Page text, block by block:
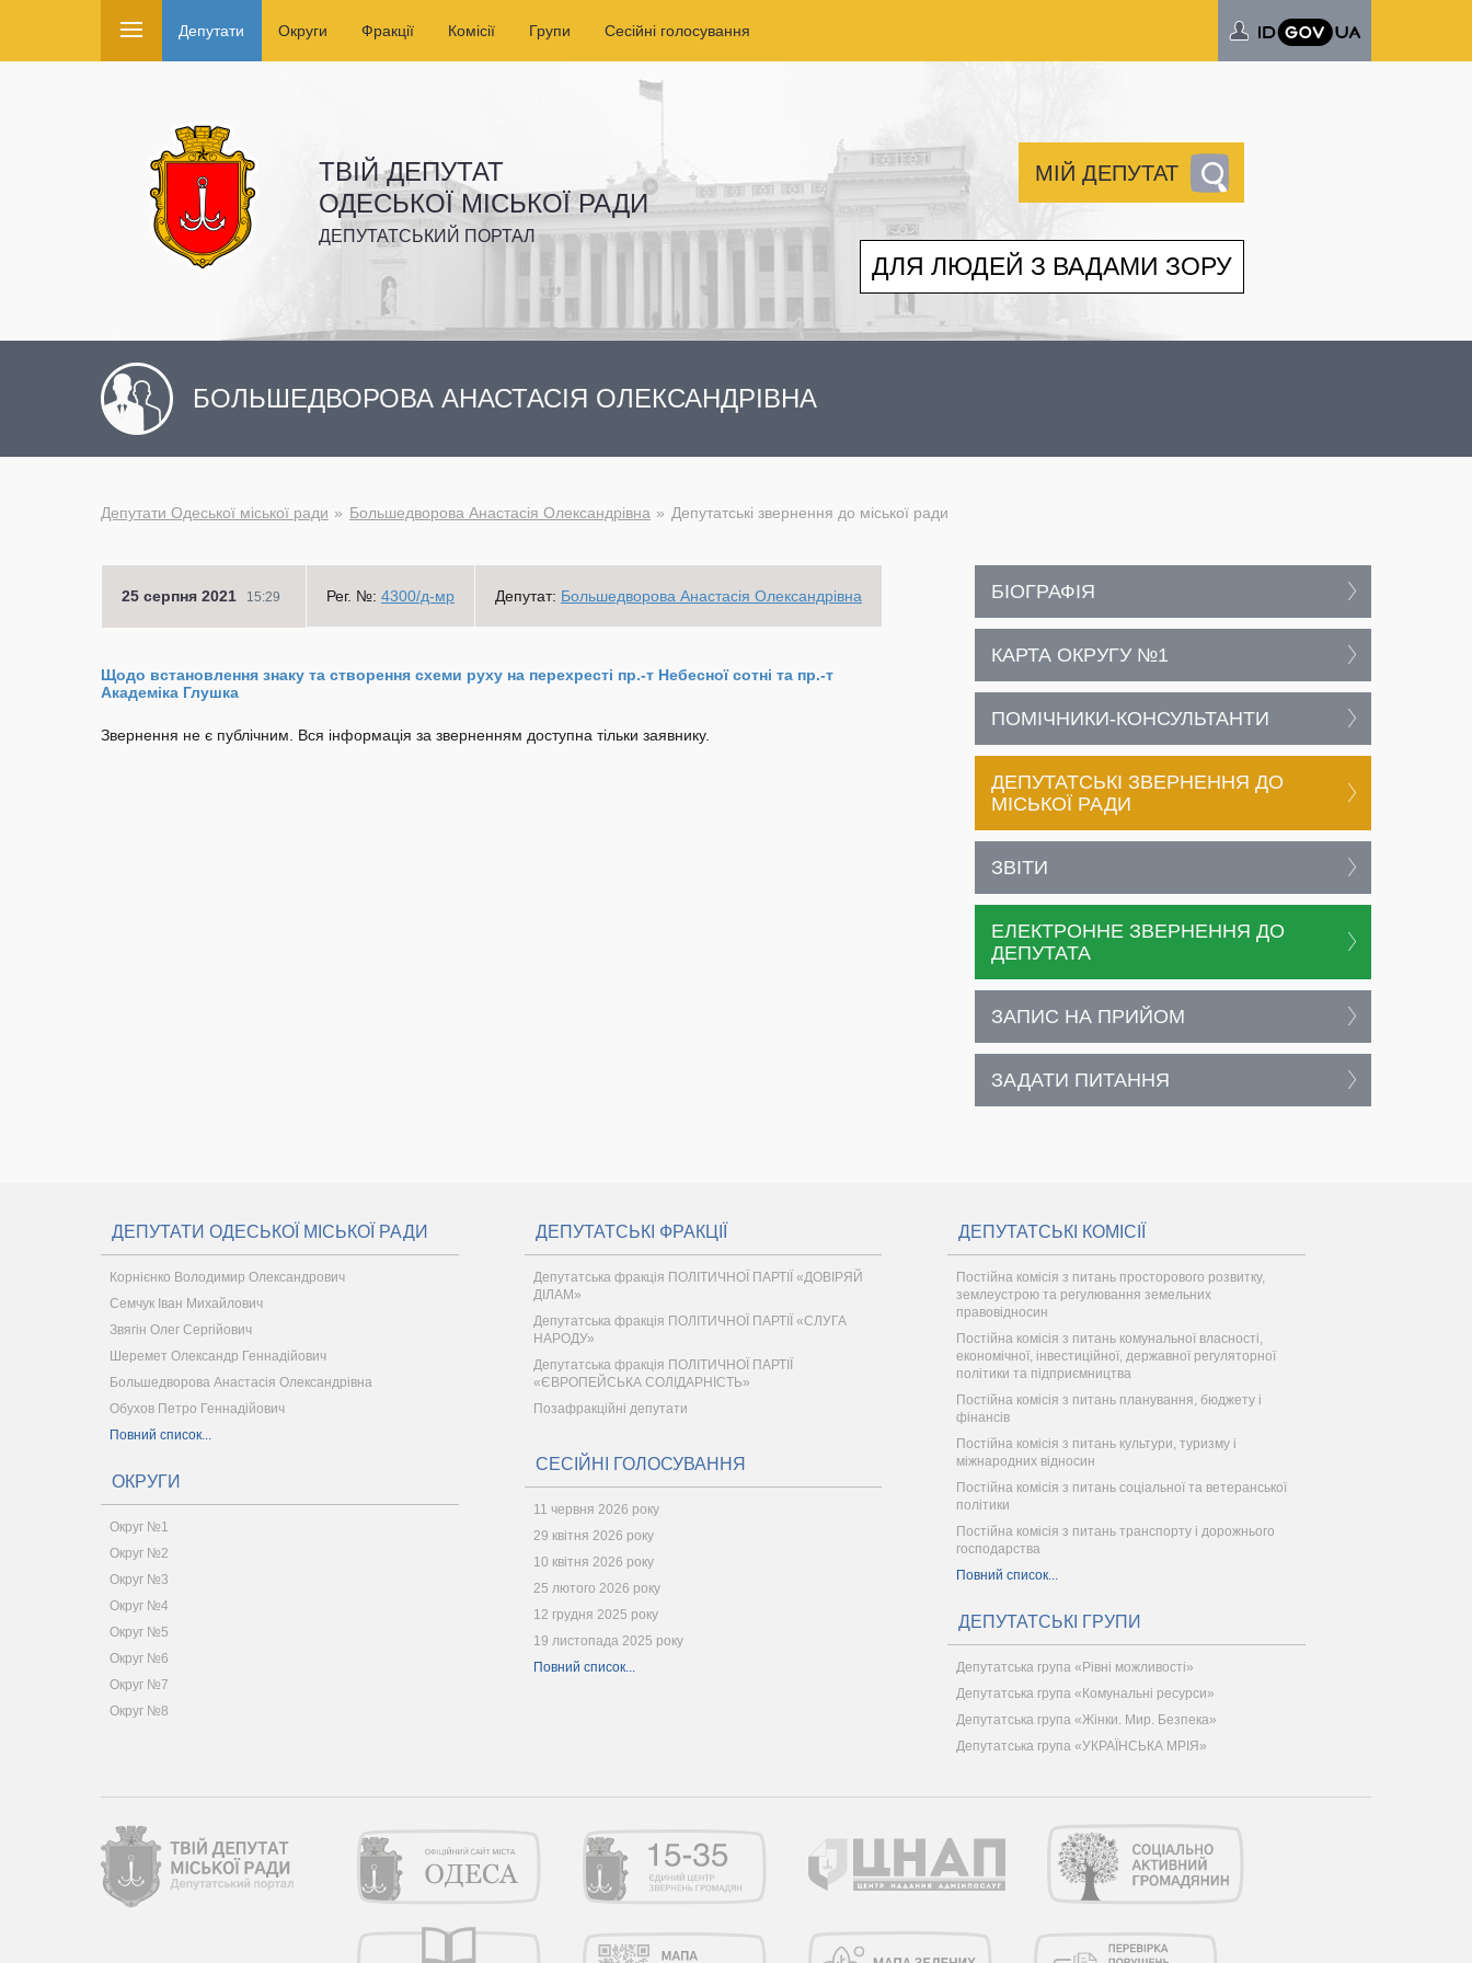
Депутати Округи Фракції Комісії Групи Сесійні голосування
ТВІЙ ДЕПУТАТ
ОДЕСЬКОЇ МІСЬКОЇ РАДИ
ДЕПУТАТСЬКИЙ ПОРТАЛ
МІЙ ДЕПУТАТ
ДЛЯ ЛЮДЕЙ З ВАДАМИ ЗОРУ
БОЛЬШЕДВОРОВА АНАСТАСІЯ ОЛЕКСАНДРІВНА
Депутати Одеської міської ради Большедворова Анастасія Олександрівна Депутатські звернення до міської ради
25 серпня 2021 15:29 Рег. №: 4300/д-мр Депутат: Большедворова Анастасія Олександрівна
Щодо встановлення знаку та створення схеми руху на перехресті пр.-т Небесної сотні та пр.-т
Академіка Глушка
Звернення не є публічним. Вся інформація за зверненням доступна тільки заявнику.
БІОГРАФІЯ
КАРТА ОКРУГУ №1
ПОМІЧНИКИ-КОНСУЛЬТАНТИ
ДЕПУТАТСЬКІ ЗВЕРНЕННЯ ДО
МІСЬКОЇ РАДИ
ЗВІТИ
ЕЛЕКТРОННЕ ЗВЕРНЕННЯ ДО
ДЕПУТАТА
ЗАПИС НА ПРИЙОМ
ЗАДАТИ ПИТАННЯ
ДЕПУТАТИ ОДЕСЬКОЇ МІСЬКОЇ РАДИ
Корнієнко Володимир Олександрович
Семчук Іван Михайлович
Звягін Олег Сергійович
Шеремет Олександр Геннадійович
Большедворова Анастасія Олександрівна
Обухов Петро Геннадійович
Повний список...
ОКРУГИ
Округ №1
Округ №2
Округ №3
Округ №4
Округ №5
Округ №6
Округ №7
Округ №8
ДЕПУТАТСЬКІ ФРАКЦІЇ
Депутатська фракція ПОЛІТИЧНОЇ ПАРТІЇ «ДОВІРЯЙ
ДІЛАМ»
Депутатська фракція ПОЛІТИЧНОЇ ПАРТІЇ «СЛУГА
НАРОДУ»
Депутатська фракція ПОЛІТИЧНОЇ ПАРТІЇ
«ЄВРОПЕЙСЬКА СОЛІДАРНІСТЬ»
Позафракційні депутати
СЕСІЙНІ ГОЛОСУВАННЯ
11 червня 2026 року
29 квітня 2026 року
10 квітня 2026 року
25 лютого 2026 року
12 грудня 2025 року
19 листопада 2025 року
Повний список...
ДЕПУТАТСЬКІ КОМІСІЇ
Постійна комісія з питань просторового розвитку,
землеустрою та регулювання земельних
правовідносин
Постійна комісія з питань комунальної власності,
економічної, інвестиційної, державної регуляторної
політики та підприємництва
Постійна комісія з питань планування, бюджету і
фінансів
Постійна комісія з питань культури, туризму і
міжнародних відносин
Постійна комісія з питань соціальної та ветеранської
політики
Постійна комісія з питань транспорту і дорожнього
господарства
Повний список...
ДЕПУТАТСЬКІ ГРУПИ
Депутатська група «Рівні можливості»
Депутатська група «Комунальні ресурси»
Депутатська група «Жінки. Мир. Безпека»
Депутатська група «УКРАЇНСЬКА МРІЯ»